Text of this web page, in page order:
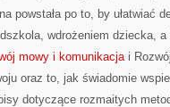
powstała po to, by ułatwiać
wdrożeniem dziecka,
mowy i komunikacjai
oraz to, jak świadomie
dotyczące rozmaitych